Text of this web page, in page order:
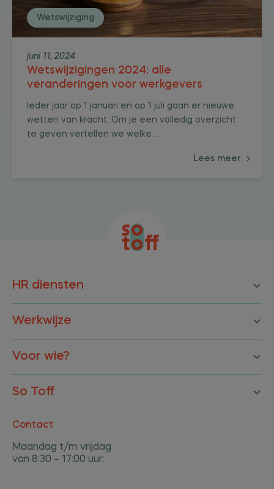
Wetswijziging
juni 11, 2024
Wetswijzigingen 2024: alle
veranderingen voor werkgevers
Ieder jaar op 1 januari en op 1 juli gaan er nieuwe
wetten van kracht. Om je een volledig overzicht
te geven vertellen we welke ...
Lees meer
HR diensten
Werkwijze
Voor wie?
So Toff
Contact
Maandag t/m vrijdag
van 8:30 – 17:00 uur: